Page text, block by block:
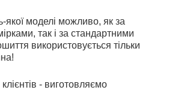
якої моделі можливо, як за
так і за стандартними
використовується тільки
- виготовляємо